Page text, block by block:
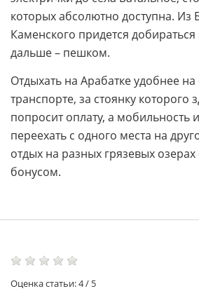
электрички до села Батальное,
которых абсолютно доступна. Из
Каменского придется добираться
Отдыхать на Арабатке удобнее
транспорте, за стоянку которого
попросит оплату, а мобильность
переехать с одного места на
отдых на разных грязевых озерах